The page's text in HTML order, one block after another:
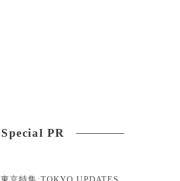
Special PR
東京特集:TOKYO UPDATES